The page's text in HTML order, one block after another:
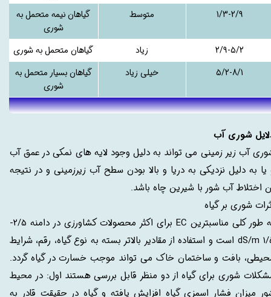
1/3-2/9
متوسط
گیاهان نیمه متحمل به
شوری
2/9-5/2
زیاد
گیاهان متحمل به شوری
5/2-8/1
خیلی زیاد
گیاهان بسیار متحمل به
شوری
شوری آب
آب زیر زمینی می تواند به دلیل وجود لایه های نمکی در عمق آب
یا به دلیل نزدیکی به دریا و بالا بودن سطح آب زیرزمینی و در نتیجه
اختلاط آب شور با شیرین چاه باشد.
شوری بر گیاه
به طور کلی مناسبترین EC برای اکثر محصولات کشاورزی در دامنه 2/5-
1/5 dS/m است و استفاده از مقادیر بالاتر بسته به نوع گیاه، رقم، شرایط
بافت و ساختمان خاک می تواند موجب خسارت در گیاه گردد.
شوری برای گیاه از دو منظر قابل بررسی هستند اول: در محیط
میزان فشار اسمزی گیاه افزایش یافته و گیاه در حقیقت قادر به